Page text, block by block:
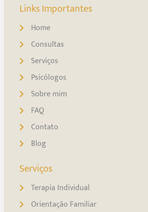
Links Importantes
Home
Consultas
Serviços
Psicólogos
Sobre mim
FAQ
Contato
Blog
Serviços
Terapia Individual
Orientação Familiar